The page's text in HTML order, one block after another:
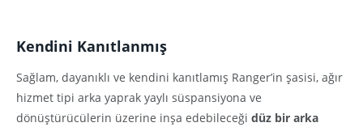
Kendini Kanıtlanmış
Sağlam, dayanıklı ve kendini kanıtlamış Ranger’in şasisi, ağır
hizmet tipi arka yaprak yaylı süspansiyona ve
dönüştürücülerin üzerine inşa edebileceği düz bir arka